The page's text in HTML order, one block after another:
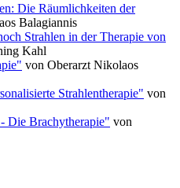
Die Räumlichkeiten der
Balagiannis
Strahlen in der Therapie von
Kahl
von Oberarzt Nikolaos
Strahlentherapie" von
Die Brachytherapie" von